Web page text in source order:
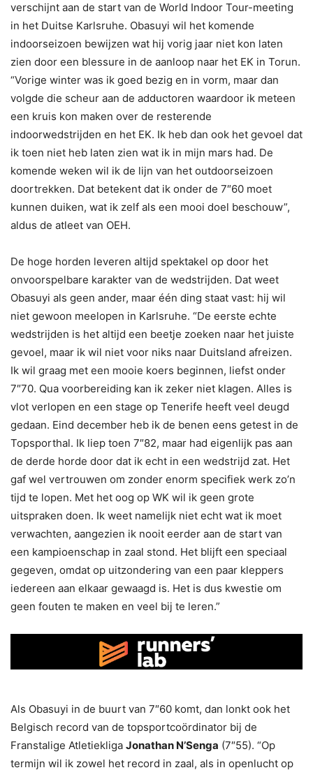
verschijnt aan de start van de World Indoor Tour-meeting
in het Duitse Karlsruhe. Obasuyi wil het komende
indoorseizoen bewijzen wat hij vorig jaar niet kon laten
zien door een blessure in de aanloop naar het EK in Torun.
“Vorige winter was ik goed bezig en in vorm, maar dan
volgde die scheur aan de adductoren waardoor ik meteen
een kruis kon maken over de resterende
indoorwedstrijden en het EK. Ik heb dan ook het gevoel dat
ik toen niet heb laten zien wat ik in mijn mars had. De
komende weken wil ik de lijn van het outdoorseizoen
doortrekken. Dat betekent dat ik onder de 7″60 moet
kunnen duiken, wat ik zelf als een mooi doel beschouw”,
aldus de atleet van OEH.
De hoge horden leveren altijd spektakel op door het
onvoorspelbare karakter van de wedstrijden. Dat weet
Obasuyi als geen ander, maar één ding staat vast: hij wil
niet gewoon meelopen in Karlsruhe. “De eerste echte
wedstrijden is het altijd een beetje zoeken naar het juiste
gevoel, maar ik wil niet voor niks naar Duitsland afreizen.
Ik wil graag met een mooie koers beginnen, liefst onder
7″70. Qua voorbereiding kan ik zeker niet klagen. Alles is
vlot verlopen en een stage op Tenerife heeft veel deugd
gedaan. Eind december heb ik de benen eens getest in de
Topsporthal. Ik liep toen 7″82, maar had eigenlijk pas aan
de derde horde door dat ik echt in een wedstrijd zat. Het
gaf wel vertrouwen om zonder enorm specifiek werk zo’n
tijd te lopen. Met het oog op WK wil ik geen grote
uitspraken doen. Ik weet namelijk niet echt wat ik moet
verwachten, aangezien ik nooit eerder aan de start van
een kampioenschap in zaal stond. Het blijft een speciaal
gegeven, omdat op uitzondering van een paar kleppers
iedereen aan elkaar gewaagd is. Het is dus kwestie om
geen fouten te maken en veel bij te leren.”
Als Obasuyi in de buurt van 7″60 komt, dan lonkt ook het
Belgisch record van de topsportcoördinator bij de
Franstalige Atletiekliga Jonathan N’Senga (7″55). “Op
termijn wil ik zowel het record in zaal, als in openlucht op